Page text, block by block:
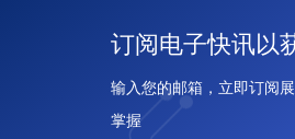
订阅电子快讯以
输入您的邮箱，立即订阅
掌握